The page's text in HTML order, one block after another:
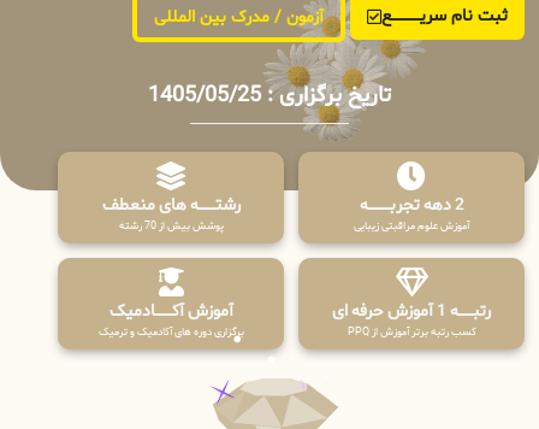
ثبت نام سریــــــــــــع آزمون / مدرک بین المللی
تاریخ برگزاری : 1405/05/25
2 دهه تجربـــــــــه
آموزش علوم مراقبتی زیبایی
رشتـــــــه های منعطف
پوشش بیش از 70 رشته
رتبــــــه 1 آموزش حرفه ای
کسب رتبه برتر آموزش از PPQ
آموزش آکـــــــادمیک
برگزاری دوره های آکادمیک و ترمیک